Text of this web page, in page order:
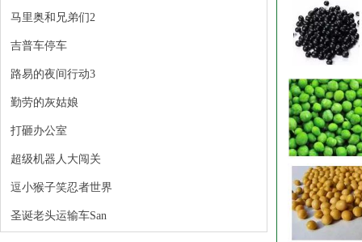
马里奥和兄弟们2
吉普车停车
路易的夜间行动3
勤劳的灰姑娘
打砸办公室
超级机器人大闯关
逗小猴子笑忍者世界
圣诞老头运输车San